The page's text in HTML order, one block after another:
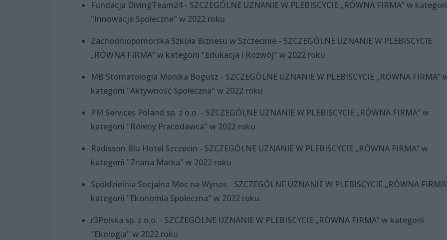
Fundacja DivingTeam24 - SZCZEGÓLNE UZNANIE W PLEBISCYCIE „RÓWNA FIRMA” w
"Innowacje Społeczne" w 2022 roku
Zachodniopomorska Szkoła Biznesu w Szczecinie - SZCZEGÓLNE UZNANIE W PLEBISCYCIE
„RÓWNA FIRMA” w kategorii "Edukacja i Rozwój" w 2022 roku
MB Stomatologia Monika Bogusz - SZCZEGÓLNE UZNANIE W PLEBISCYCIE „RÓWNA FIRMA”
kategorii "Aktywność Społeczna" w 2022 roku
PM Services Poland sp. z o.o. - SZCZEGÓLNE UZNANIE W PLEBISCYCIE „RÓWNA FIRMA” w
kategorii "Równy Pracodawca" w 2022 roku
Radisson Blu Hotel Szczecin - SZCZEGÓLNE UZNANIE W PLEBISCYCIE „RÓWNA FIRMA” w
kategorii "Znana Marka" w 2022 roku
Spółdzielnia Socjalna Moc na Wynos - SZCZEGÓLNE UZNANIE W PLEBISCYCIE „RÓWNA
kategorii "Ekonomia Społeczna" w 2022 roku
r3Polska sp. z o.o. - SZCZEGÓLNE UZNANIE W PLEBISCYCIE „RÓWNA FIRMA” w kategorii
"Ekologia" w 2022 roku